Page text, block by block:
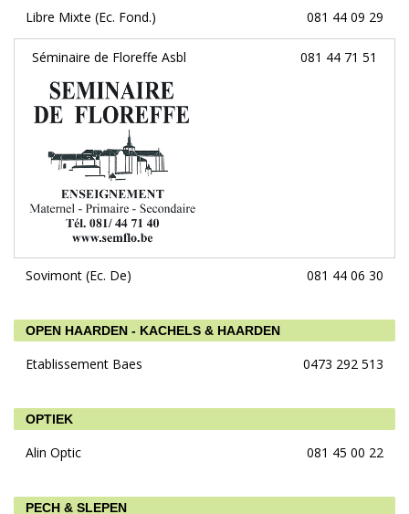
Libre Mixte (Ec. Fond.)
081 44 09 29
Séminaire de Floreffe Asbl 081 44 71 51
Sovimont (Ec. De) 081 44 06 30
OPEN HAARDEN - KACHELS & HAARDEN
Etablissement Baes 0473 292 513
OPTIEK
Alin Optic 081 45 00 22
PECH & SLEPEN